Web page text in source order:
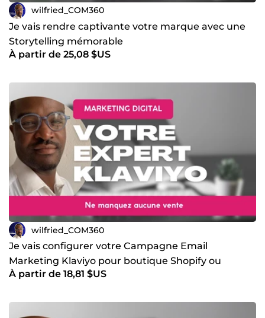
wilfried_COM360
Je vais rendre captivante votre marque avec une
Storytelling mémorable
À partir de 25,08 $US
wilfried_COM360
Je vais configurer votre Campagne Email
Marketing Klaviyo pour boutique Shopify ou
WooCommerce spécialement
À partir de 18,81 $US